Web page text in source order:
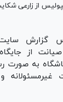
از زارعی
گزارش
از
به صورت